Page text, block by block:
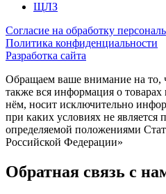
ЩЛЗ
Согласие на обработку
Политика конфиденциальности
Разработка сайта
Обращаем ваше внимание на то,
также вся информация о товарах
нём, носит исключительно
при каких условиях не является
определяемой положениями
Российской Федерации»
Обратная связь с